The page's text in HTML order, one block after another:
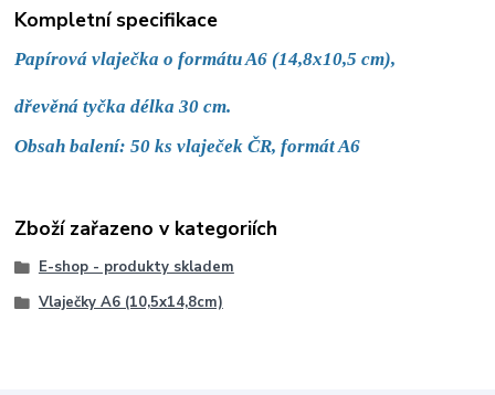
Kompletní specifikace
Papírová vlaječka o formátu A6 (14,8x10,5 cm),
dřevěná tyčka délka 30 cm.
Obsah balení: 50 ks vlaječek ČR, formát A6
Zboží zařazeno v kategoriích
E-shop - produkty skladem
Vlaječky A6 (10,5x14,8cm)